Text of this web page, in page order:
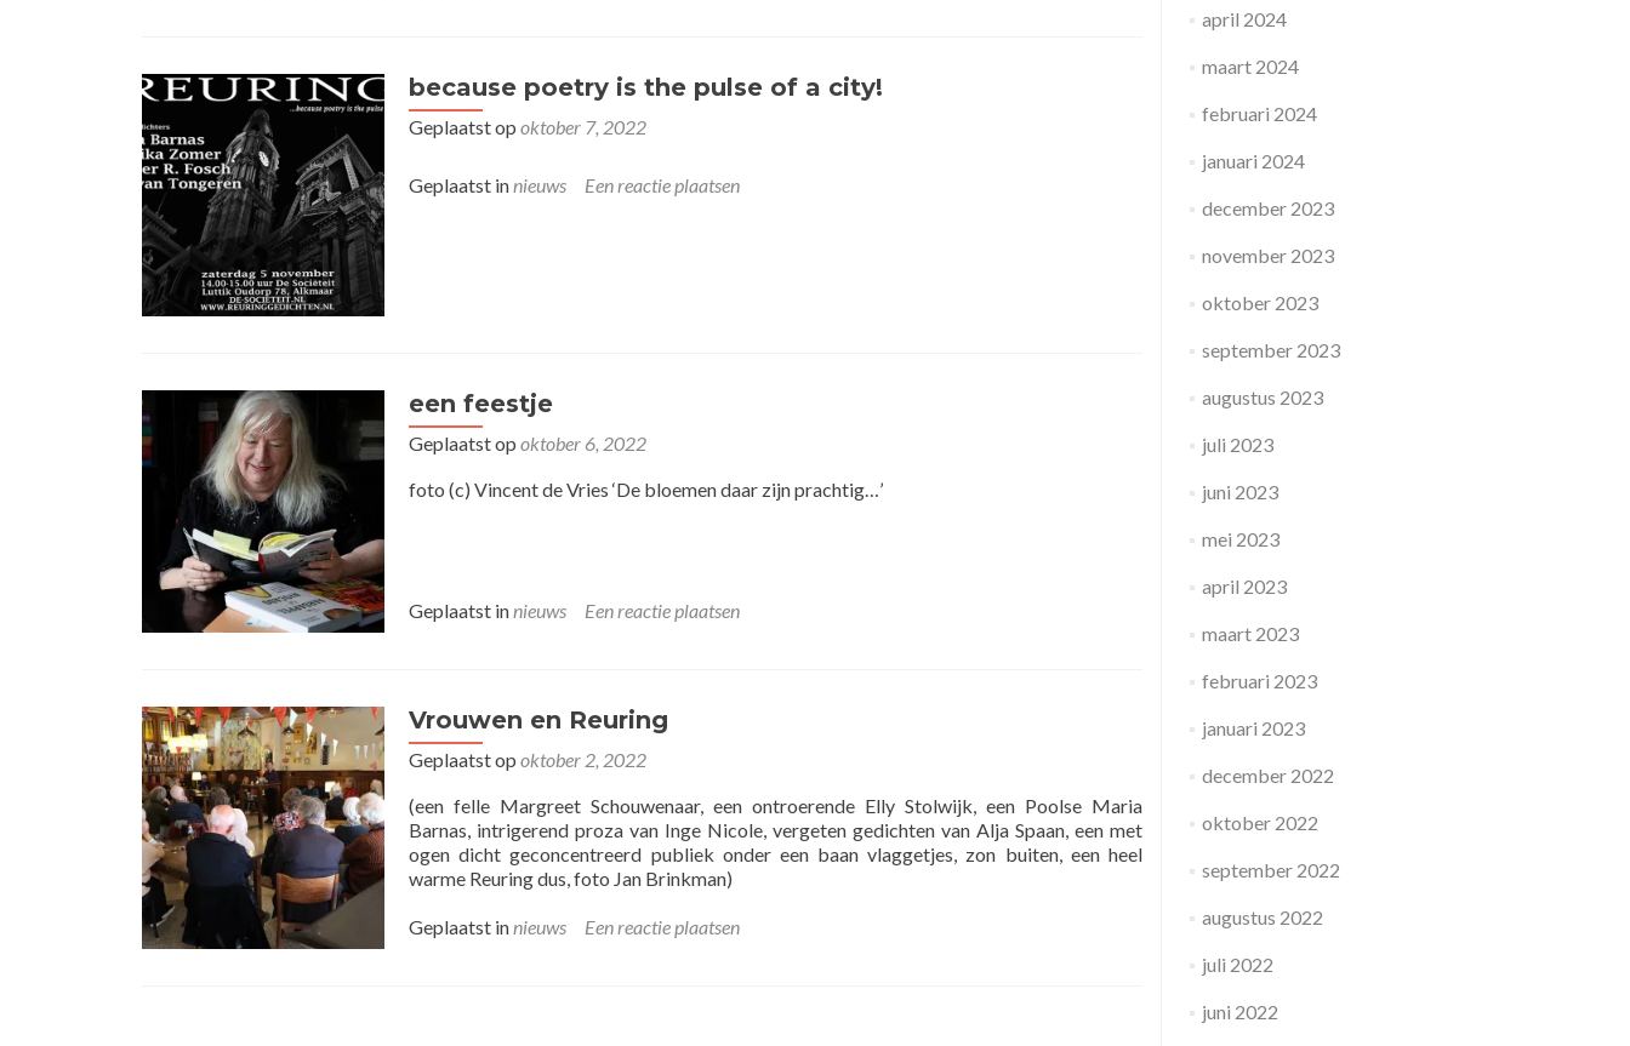
because poetry is the pulse of a city!
Geplaatst op oktober 7, 2022
Geplaatst innieuws Een reactie plaatsen
een feestje
Geplaatst op oktober 6, 2022
foto (c) Vincent de Vries ‘De bloemen daar zijn prachtig…’
Geplaatst innieuws Een reactie plaatsen
Vrouwen en Reuring
Geplaatst op oktober 2, 2022
(een felle Margreet Schouwenaar, een ontroerende Elly Stolwijk, een Poolse Maria
Barnas, intrigerend proza van Inge Nicole, vergeten gedichten van Alja Spaan, een met
ogen dicht geconcentreerd publiek onder een baan vlaggetjes, zon buiten, een heel
warme Reuring dus, foto Jan Brinkman)
Geplaatst innieuws Een reactie plaatsen
april 2024
maart 2024
februari 2024
januari 2024
december 2023
november 2023
oktober 2023
september 2023
augustus 2023
juli 2023
juni 2023
mei 2023
april 2023
maart 2023
februari 2023
januari 2023
december 2022
oktober 2022
september 2022
augustus 2022
juli 2022
juni 2022